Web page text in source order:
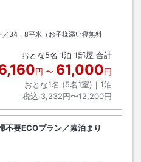
／34．8平米（お子様添い寝無料
おとな5名 1泊 1部屋 合計
円 〜 61,000円
おとな1名 (5名1室)｜ 1泊
税込 3,232円〜12,200円
不要ECOプラン／素泊まり